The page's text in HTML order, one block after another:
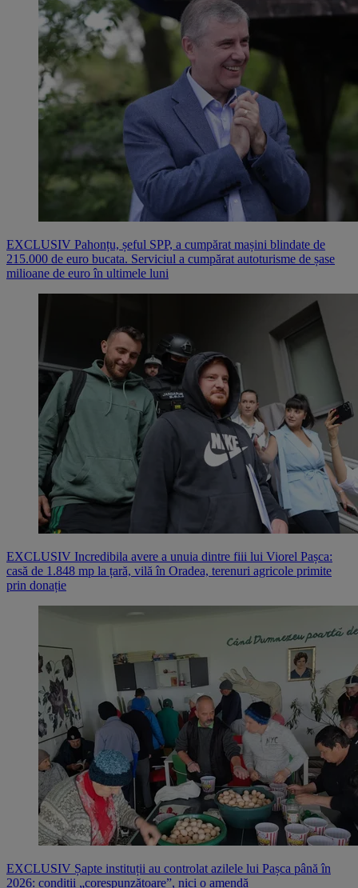
EXCLUSIV Pahonțu, șeful SPP, a cumpărat mașini blindate de
215.000 de euro bucata. Serviciul a cumpărat autoturisme de șase
milioane de euro în ultimele luni
EXCLUSIV Incredibila avere a unuia dintre fiii lui Viorel Pașca:
casă de 1.848 mp la țară, vilă în Oradea, terenuri agricole primite
prin donație
EXCLUSIV Șapte instituții au controlat azilele lui Pașca până în
2026: condiții „corespunzătoare”, nici o amendă